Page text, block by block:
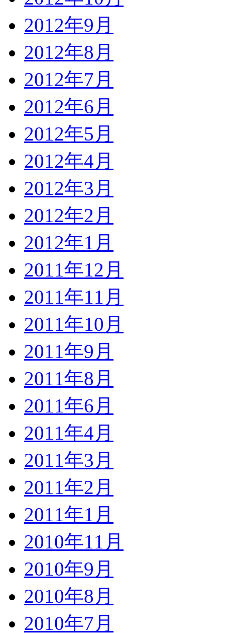
2012年9月
2012年8月
2012年7月
2012年6月
2012年5月
2012年4月
2012年3月
2012年2月
2012年1月
2011年12月
2011年11月
2011年10月
2011年9月
2011年8月
2011年6月
2011年4月
2011年3月
2011年2月
2011年1月
2010年11月
2010年9月
2010年8月
2010年7月